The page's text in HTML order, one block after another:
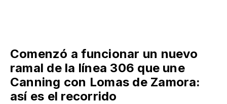
Comenzó a funcionar un nuevo
ramal de la línea 306 que une
Canning con Lomas de Zamora:
así es el recorrido